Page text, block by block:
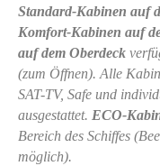
Standard-Kabinen auf
Komfort-Kabinen auf
auf dem Oberdeck
(zum Öffnen). Alle
SAT-TV, Safe und
ausgestattet. ECO-
Bereich des Schiffes
möglich).